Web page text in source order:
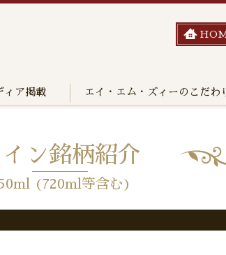
ィア掲載 エイ・エム・ズィーのこだわ
イン銘柄紹介
(720ml等含む)